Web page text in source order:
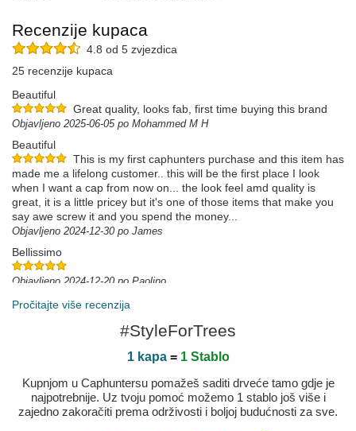
Recenzije kupaca
4.8 od 5 zvjezdica
25 recenzije kupaca
Beautiful
Great quality, looks fab, first time buying this brand
Objavljeno 2025-06-05 po Mohammed M H
Beautiful
This is my first caphunters purchase and this item has
made me a lifelong customer.. this will be the first place I look
when I want a cap from now on... the look feel amd quality is
great, it is a little pricey but it's one of those items that make you
say awe screw it and you spend the money...
Objavljeno 2024-12-30 po James
Bellissimo
Objavljeno 2024-12-20 po Paolino
Top
Pročitajte više recenzija
#StyleForTrees
1 kapa= 1 Stablo
Kupnjom u Caphuntersu pomažeš saditi drveće tamo gdje je
najpotrebnije. Uz tvoju pomoć možemo 1 stablo još više i
zajedno zakoračiti prema održivosti i boljoj budućnosti za sve.